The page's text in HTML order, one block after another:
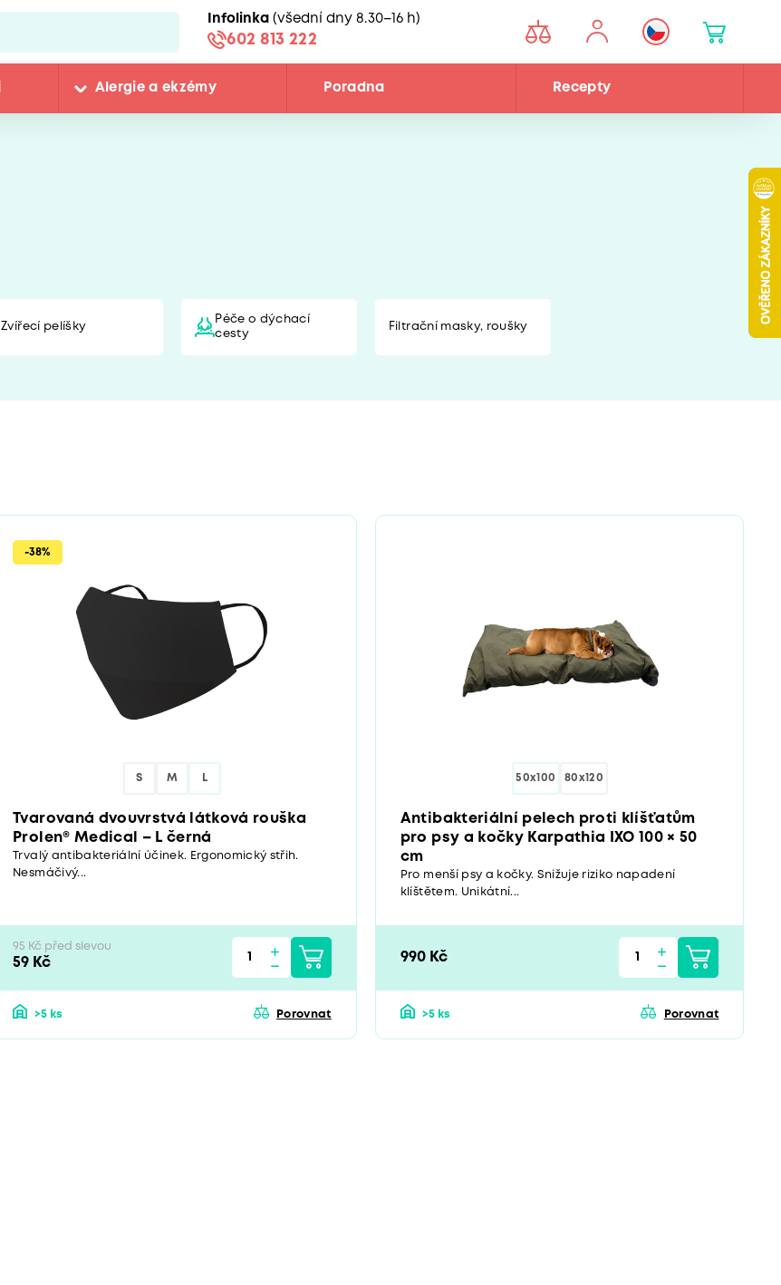
Infolinka (všední dny 8.30–16 h)
602 813 222
Alergie a ekzémy Poradna Recepty
Zvířecí pelíšky
Péče o dýchací
cesty
Filtrační masky, roušky
-38%
S M L
Tvarovaná dvouvrstvá látková rouška
Prolen® Medical – L černá
Trvalý antibakteriální účinek. Ergonomický střih.
Nesmáčivý...
95 Kč před slevou
59 Kč
>5 ks Porovnat
50x100 80x120
Antibakteriální pelech proti klíšťatům
pro psy a kočky Karpathia IXO 100 × 50
cm
Pro menší psy a kočky. Snižuje riziko napadení
klíštětem. Unikátní...
990 Kč
>5 ks Porovnat